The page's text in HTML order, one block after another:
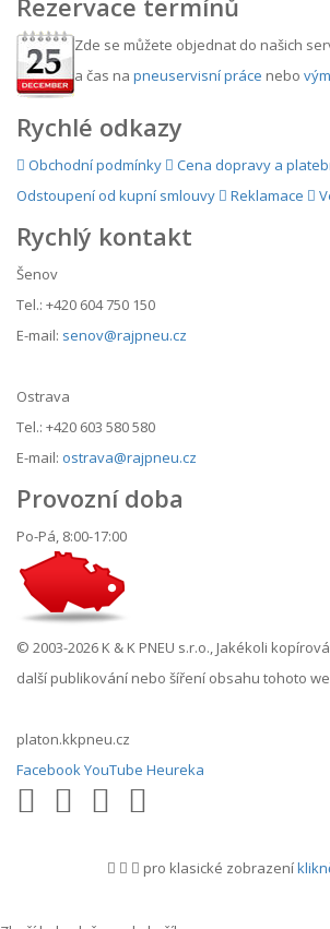
Rezervace termínů
Zde se můžete objednat do našich
a čas na pneuservisní práce nebo
Rychlé odkazy
Obchodní podmínky
Cena dopravy a
Odstoupení od kupní smlouvy
Reklamace
Rychlý kontakt
Šenov
Tel.: +420 604 750 150
E-mail: senov@rajpneu.cz
Ostrava
Tel.: +420 603 580 580
E-mail: ostrava@rajpneu.cz
Provozní doba
Po-Pá, 8:00-17:00
© 2003-2026 K & K PNEU s.r.o., Jakékoli
další publikování nebo šíření obsahu tohoto
platon.kkpneu.cz
FacebookYouTube Heureka
pro klasické zobrazení